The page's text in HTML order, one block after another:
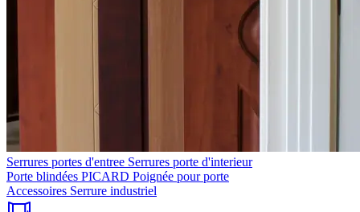
Serrures portes d'entree Serrures porte d'interieur
Porte blindées PICARD Poignée pour porte
Accessoires Serrure industriel